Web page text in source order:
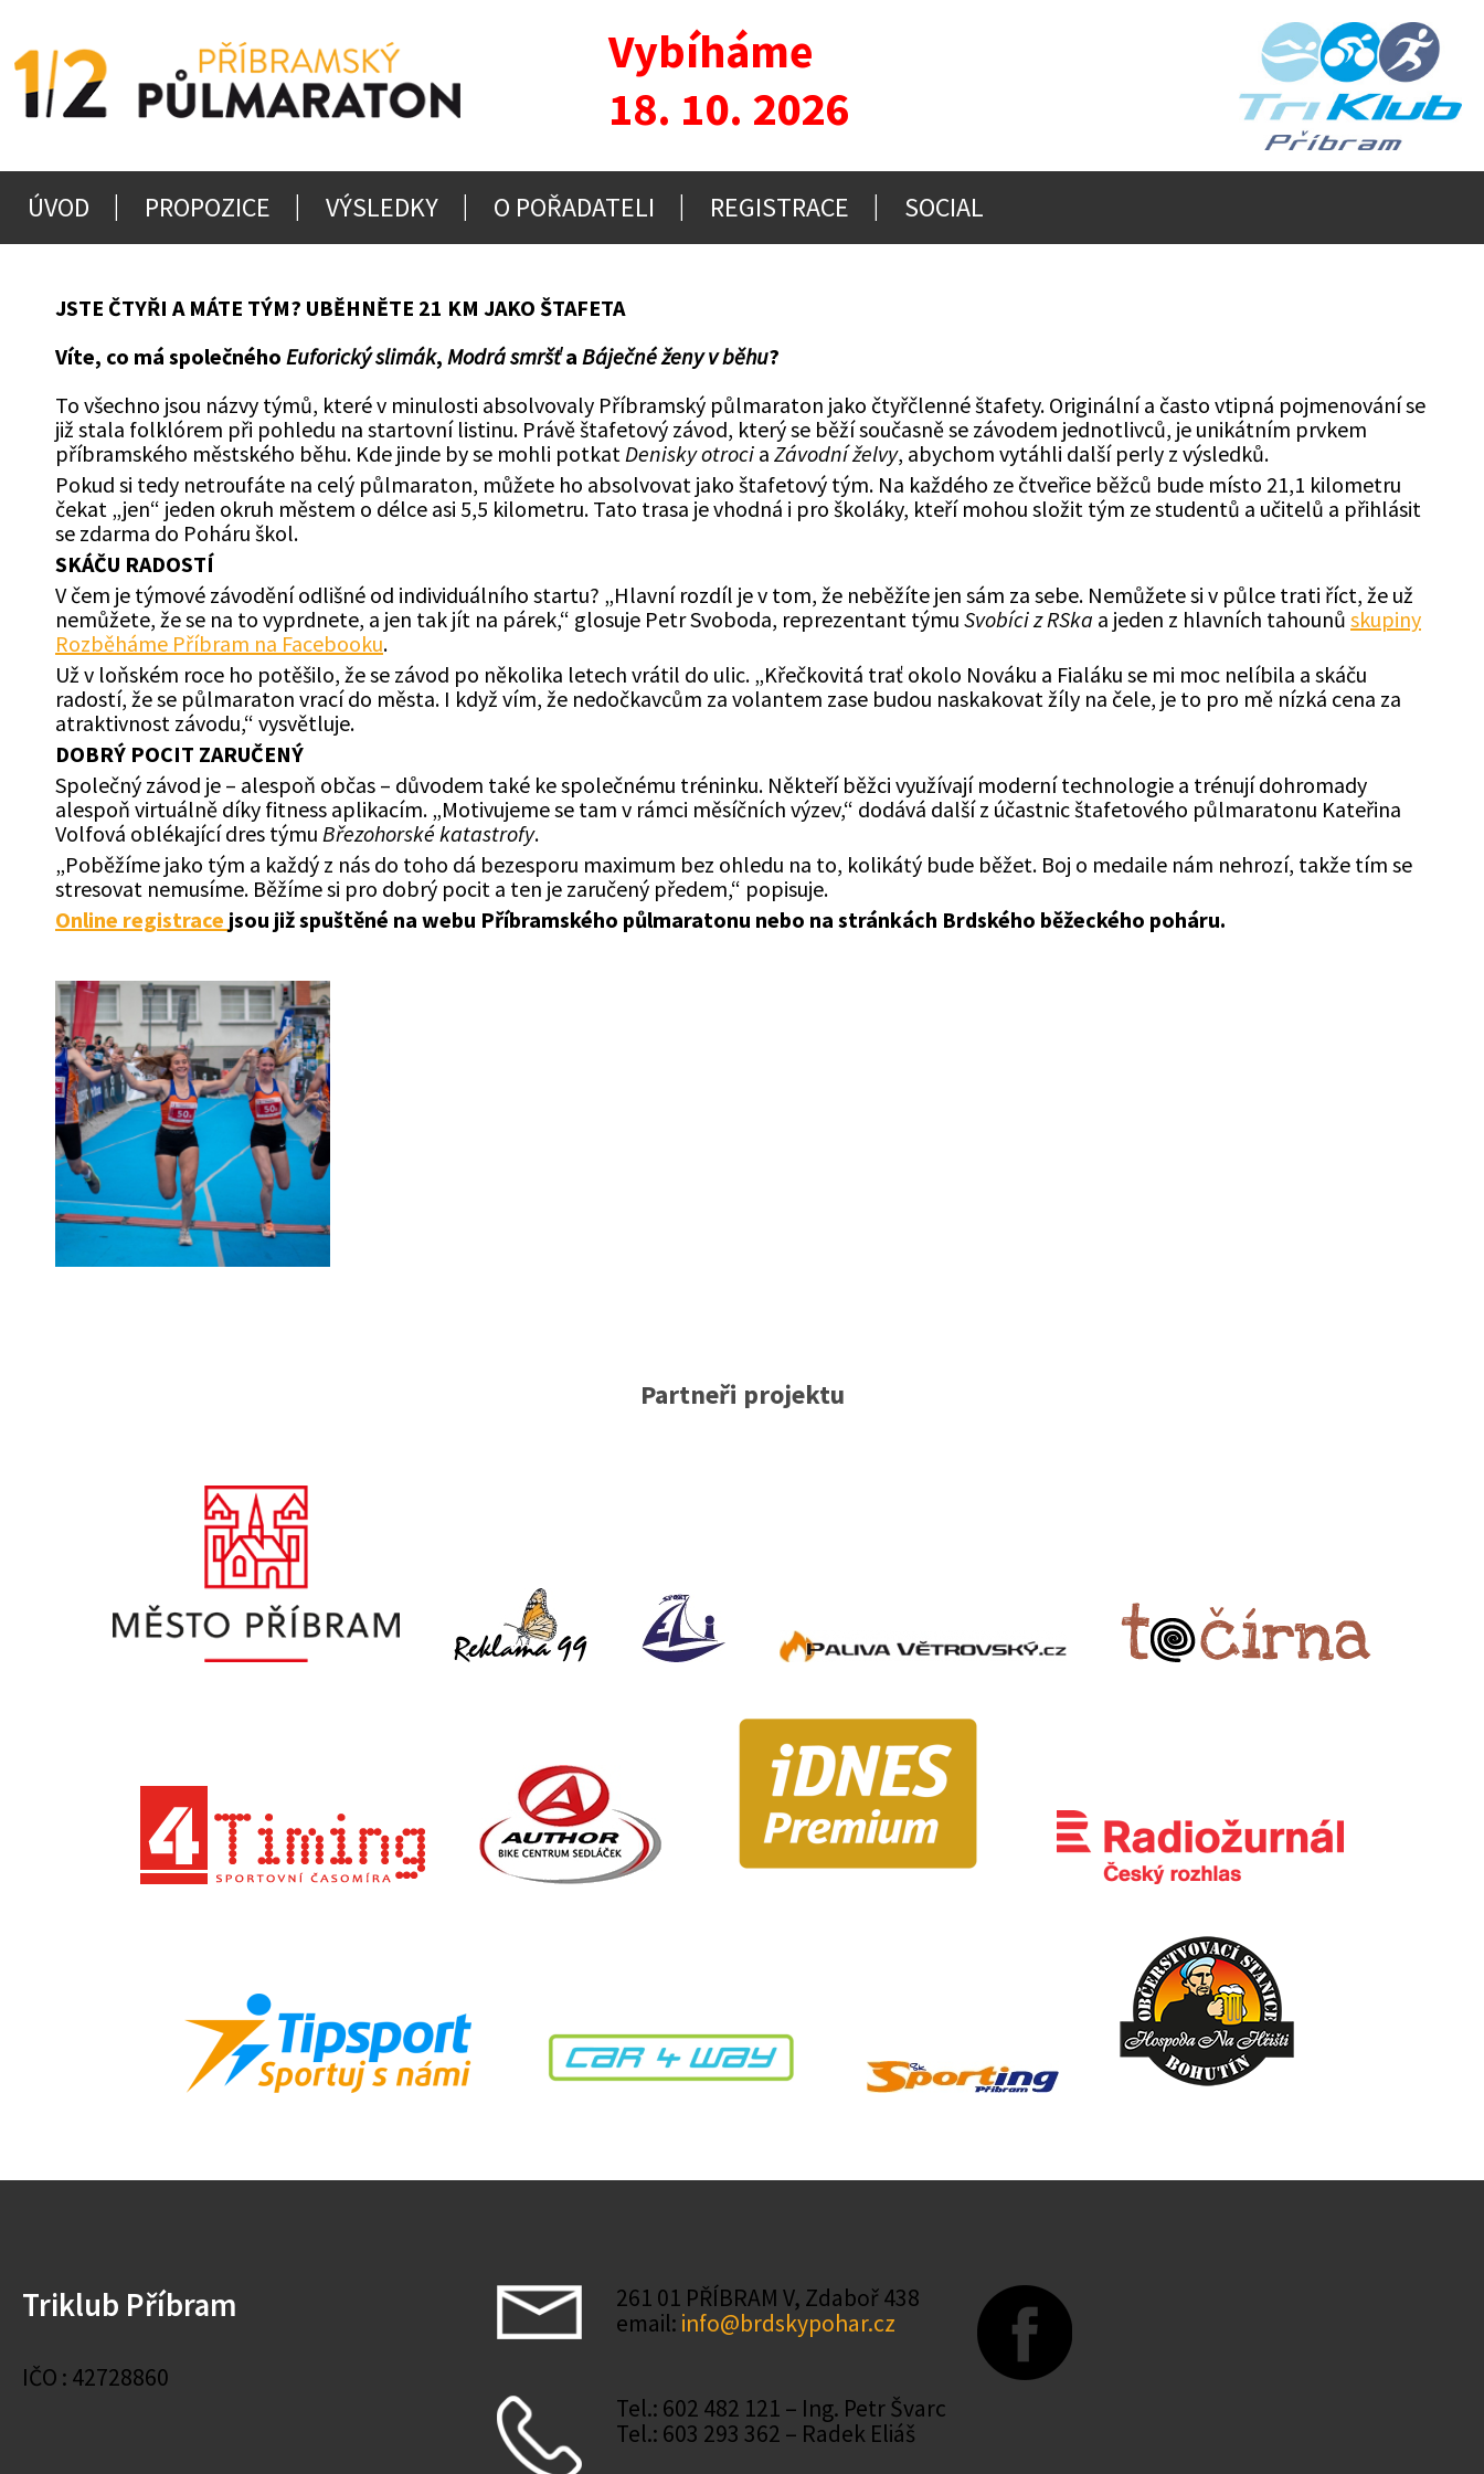
Vybíháme
18. 10. 2026
ÚVOD PROPOZICE VÝSLEDKY O POŘADATELI REGISTRACE SOCIAL
JSTE ČTYŘI A MÁTE TÝM? UBĚHNĚTE 21 KM JAKO ŠTAFETA
Víte, co má společného Euforický slimák, Modrá smršťa Báječné ženy v běhu?
To všechno jsou názvy týmů, které v minulosti absolvovaly Příbramský půlmaraton jako čtyřčlenné štafety. Originální a často vtipná pojmenování se
již stala folklórem při pohledu na startovní listinu. Právě štafetový závod, který se běží současně se závodem jednotlivců, je unikátním prvkem
příbramského městského běhu. Kde jinde by se mohli potkatDenisky otroci a Závodní želvy, abychom vytáhli další perly z výsledků.
Pokud si tedy netroufáte na celý půlmaraton, můžete ho absolvovat jako štafetový tým. Na každého ze čtveřice běžců bude místo 21,1 kilometru
čekat „jen“ jeden okruh městem o délce asi 5,5 kilometru. Tato trasa je vhodná i pro školáky, kteří mohou složit tým ze studentů a učitelů a přihlásit
se zdarma do Poháru škol.
SKÁČU RADOSTÍ
V čem je týmové závodění odlišné od individuálního startu? „Hlavní rozdíl je v tom, že neběžíte jen sám za sebe. Nemůžete si v půlce trati říct, že už
nemůžete, že se na to vyprdnete, a jen tak jít na párek,“ glosuje Petr Svoboda, reprezentant týmu Svobíci z RSka a jeden z hlavních tahounů skupiny
Rozběháme Příbram na Facebooku.
Už v loňském roce ho potěšilo, že se závod po několika letech vrátil do ulic. „Křečkovitá trať okolo Nováku a Fialáku se mi moc nelíbila a skáču
radostí, že se půlmaraton vrací do města. I když vím, že nedočkavcům za volantem zase budou naskakovat žíly na čele, je to pro mě nízká cena za
atraktivnost závodu,“ vysvětluje.
DOBRÝ POCIT ZARUČENÝ
Společný závod je – alespoň občas – důvodem také ke společnému tréninku. Někteří běžci využívají moderní technologie a trénují dohromady
alespoň virtuálně díky fitness aplikacím. „Motivujeme se tam v rámci měsíčních výzev,“ dodává další z účastnic štafetového půlmaratonu Kateřina
Volfová oblékající dres týmu Březohorské katastrofy.
„Poběžíme jako tým a každý z nás do toho dá bezesporu maximum bez ohledu na to, kolikátý bude běžet. Boj o medaile nám nehrozí, takže tím se
stresovat nemusíme. Běžíme si pro dobrý pocit a ten je zaručený předem,“ popisuje.
Online registrace jsou již spuštěné na webu Příbramského půlmaratonu nebo na stránkách Brdského běžeckého poháru.
Partneři projektu
Triklub Příbram
IČO : 42728860
261 01 PŘÍBRAM V, Zdaboř 438
email: info@brdskypohar.cz
Tel.: 602 482 121 – Ing. Petr Švarc
Tel.: 603 293 362 – Radek Eliáš